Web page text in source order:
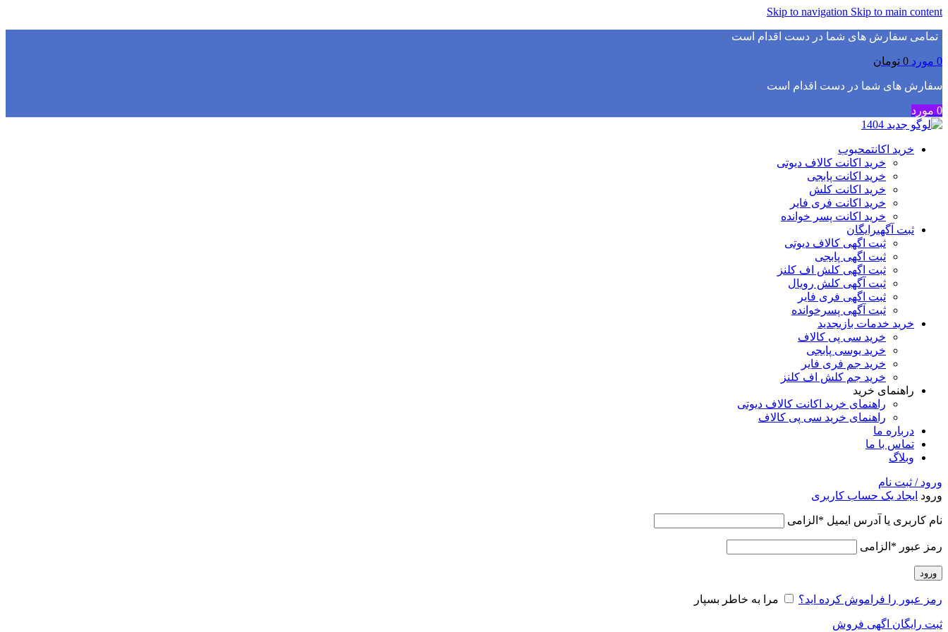
Skip to navigation Skip to main content
▫️تمامی سفارش های شما در دست اقدام است✅
0 مورد 0 تومان
سفارش های شما در دست اقدام است✅
0 مورد
خرید اکانتمحبوب
خرید اکانت کالاف دیوتی
خرید اکانت پابجی
خرید اکانت کلش
خرید اکانت فری فایر
خرید اکانت پسر خوانده
ثبت آگهیرایگان
ثبت اگهی کالاف دیوتی
ثبت اگهی پابجی
ثبت اگهی کلش اف کلنز
ثبت آگهی کلش رویال
ثبت اگهی فری فایر
ثبت آگهی پسرخوانده
خرید خدمات بازیجدید
خرید سی پی کالاف
خرید یوسی پابجی
خرید جم فری فایر
خرید جم کلش اف کلنز
راهنمای خرید
راهنمای خرید اکانت کالاف دیوتی
راهنمای خرید سی پی کالاف
درباره ما
تماس با ما
وبلاگ
ورود / ثبت نام
ورود ایجاد یک حساب کاربری
نام کاربری یا آدرس ایمیل * الزامی
رمز عبور * الزامی
ورود
رمز عبور را فراموش کرده اید؟ مرا به خاطر بسپار
ثبت رایگان اگهی فروش